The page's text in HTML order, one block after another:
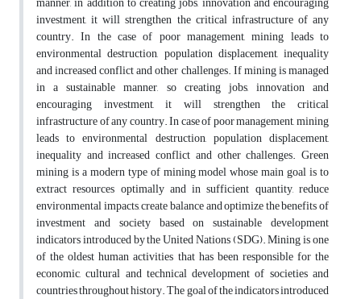
investment, it will strengthen the critical infrastructure of any
country. In the case of poor management, mining leads to
environmental destruction, population displacement, inequality
and increased conflict and other challenges. If mining is managed
in a sustainable manner, so creating jobs, innovation and
encouraging investment, it will strengthen the critical
infrastructure of any country. In case of poor management, mining
leads to environmental destruction, population displacement,
inequality and increased conflict and other challenges. Green
mining is a modern type of mining model whose main goal is to
extract resources optimally and in sufficient quantity, reduce
environmental impacts, create balance and optimize the benefits of
investment and society based on sustainable development
indicators introduced by the United Nations (SDG). Mining is one
of the oldest human activities that has been responsible for the
economic, cultural and technical development of societies and
countries throughout history. The goal of the indicators introduced